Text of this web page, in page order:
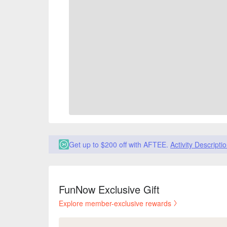
Get up to $200 off with AFTEE. Activity
FunNow Exclusive Gift
Explore member-exclusive rewards